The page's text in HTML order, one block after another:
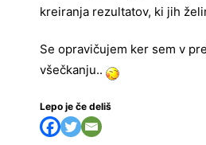
kreiranja rezultatov, ki jih
Se opravičujem ker sem v
všečkanju..
Lepo je če deliš